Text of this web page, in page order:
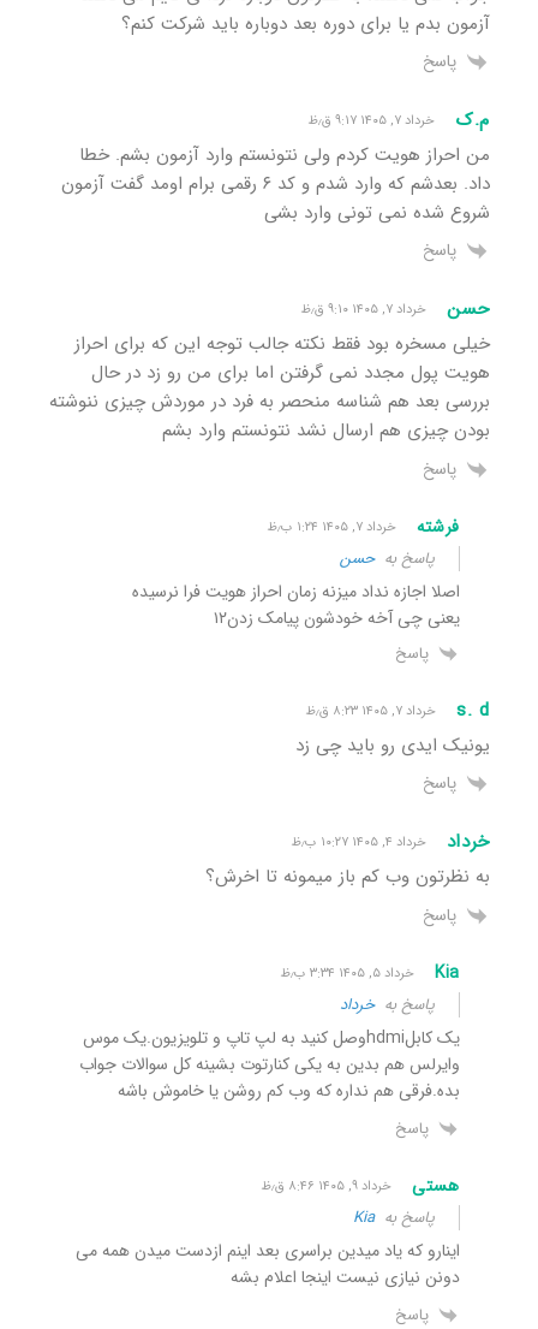
آزمون بدم یا برای دوره بعد دوباره باید شرکت کنم؟
پاسخ
م.ک خرداد ۷, ۱۴۰۵ ۹:۱۷ ق٫ظ
من احراز هویت کردم ولی نتونستم وارد آزمون بشم. خطا
داد. بعدشم که وارد شدم و کد ۶ رقمی برام اومد گفت آزمون
شروع شده نمی تونی وارد بشی
پاسخ
حسن خرداد ۷, ۱۴۰۵ ۹:۱۰ ق٫ظ
خیلی مسخره بود فقط نکته جالب توجه این که برای احراز
هویت پول مجدد نمی گرفتن اما برای من رو زد در حال
بررسی بعد هم شناسه منحصر به فرد در موردش چیزی ننوشته
بودن چیزی هم ارسال نشد نتونستم وارد بشم
پاسخ
فرشته خرداد ۷, ۱۴۰۵ ۱:۲۴ ب٫ظ
پاسخ بهحسن
اصلا اجازه نداد میزنه زمان احراز هویت فرا نرسیده
یعنی چی آخه خودشون پیامک زدن۱۲
پاسخ
s. d خرداد ۷, ۱۴۰۵ ۸:۲۳ ق٫ظ
یونیک ایدی رو باید چی زد
پاسخ
خرداد خرداد ۴, ۱۴۰۵ ۱۰:۲۷ ب٫ظ
به نظرتون وب کم باز میمونه تا اخرش؟
پاسخ
Kia خرداد ۵, ۱۴۰۵ ۳:۳۴ ب٫ظ
پاسخ بهخرداد
یک کابلhdmiوصل کنید به لپ تاپ و تلویزیون.یک موس
وایرلس هم بدین به یکی کنارتوت بشینه کل سوالات جواب
بده.فرقی هم نداره که وب کم روشن یا خاموش باشه
پاسخ
هستی خرداد ۹, ۱۴۰۵ ۸:۴۶ ق٫ظ
پاسخ بهKia
اینارو که یاد میدین براسری بعد اینم ازدست میدن همه می
دونن نیازی نیست اینجا اعلام بشه
پاسخ